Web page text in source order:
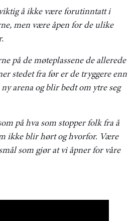
å ikke være forutinntatt i
men være åpen for de ulike
på de møteplassene de allerede
stedet fra før er de tryggere enn
arena og blir bedt om ytre seg
på hva som stopper folk fra å
ikke blir hørt og hvorfor. Være
som gjør at vi åpner for våre